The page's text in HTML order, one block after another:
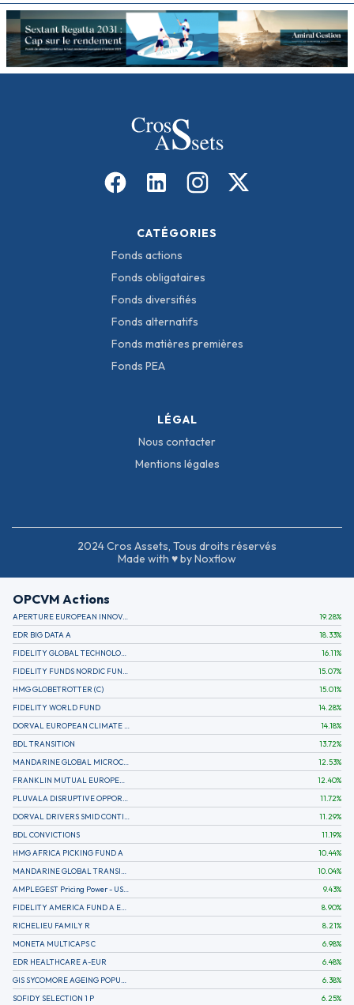
CATÉGORIES
Fonds actions
Fonds obligataires
Fonds diversifiés
Fonds alternatifs
Fonds matières premières
Fonds PEA
LÉGAL
Nous contacter
Mentions légales
2024 Cros Assets, Tous droits réservés
Made with ♥ by Noxflow
OPCVM Actions
APERTURE EUROPEAN INNOVATION 19.28%
EDR BIG DATA A
18.33%
FIDELITY GLOBAL TECHNOLOGY FUND A EUR
16.11%
FIDELITY FUNDS NORDIC FUND A
15.07%
HMG GLOBETROTTER (C)
15.01%
FIDELITY WORLD FUND
14.28%
DORVAL EUROPEAN CLIMATE INITIATIVE R (C)
14.18%
BDL TRANSITION
13.72%
MANDARINE GLOBAL MICROCAP
12.53%
FRANKLIN MUTUAL EUROPEAN FUND A EUR (C)
12.40%
PLUVALA DISRUPTIVE OPPORTUNITIES
11.72%
DORVAL DRIVERS SMID CONTINENTAL EUROPE
11.29%
BDL CONVICTIONS
11.19%
HMG AFRICA PICKING FUND A
10.44%
MANDARINE GLOBAL TRANSITION R
10.04%
AMPLEGEST Pricing Power - US - AC
9.43%
FIDELITY AMERICA FUND A EUR (C)
8.90%
RICHELIEU FAMILY R
8.21%
MONETA MULTICAPS C
6.98%
EDR HEALTHCARE A-EUR
6.48%
GIS SYCOMORE AGEING POPULATION
6.38%
SOFIDY SELECTION 1 P
6.25%